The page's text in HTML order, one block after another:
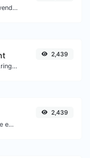
Minimizza il tuo JS rimuovendo tutti i caratteri non necessari.
Analizza i dettagli dalle stringhe dell'agente utente.
2,439
Rimuovi facilmente tutte le emoji da qualsiasi testo.
2,439